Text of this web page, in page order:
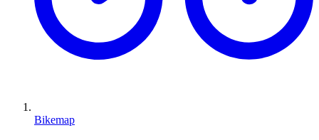
Bikemap